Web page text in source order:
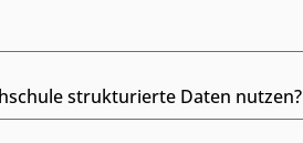
strukturierte Daten nutzen?